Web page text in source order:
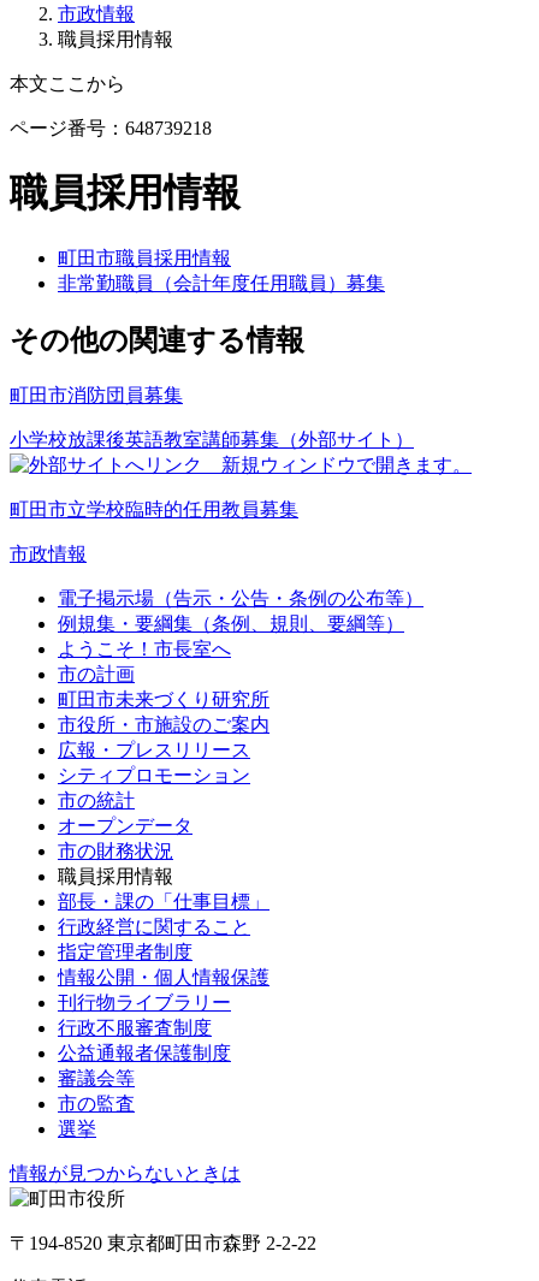
市政情報
職員採用情報
本文ここから
ページ番号：648739218
職員採用情報
町田市職員採用情報
非常勤職員（会計年度任用職員）募集
その他の関連する情報
町田市消防団員募集
小学校放課後英語教室講師募集（外部サイト）
町田市立学校臨時的任用教員募集
市政情報
電子掲示場（告示・公告・条例の公布等）
例規集・要綱集（条例、規則、要綱等）
ようこそ！市長室へ
市の計画
町田市未来づくり研究所
市役所・市施設のご案内
広報・プレスリリース
シティプロモーション
市の統計
オープンデータ
市の財務状況
職員採用情報
部長・課の「仕事目標」
行政経営に関すること
指定管理者制度
情報公開・個人情報保護
刊行物ライブラリー
行政不服審査制度
公益通報者保護制度
審議会等
市の監査
選挙
情報が見つからないときは
〒194-8520 東京都町田市森野 2-2-22